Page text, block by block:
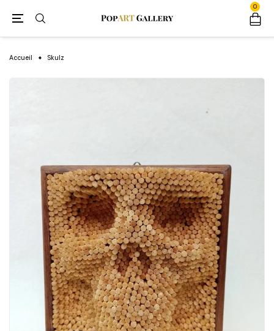
0
Accueil Skulz